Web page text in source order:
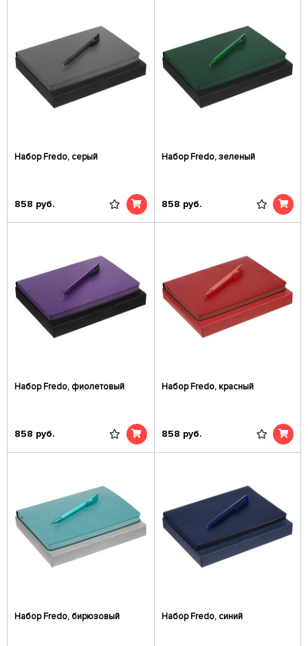
Набор Fredo, серый
858 руб.
Набор Fredo, зеленый
858 руб.
Набор Fredo, фиолетовый
858 руб.
Набор Fredo, красный
858 руб.
Набор Fredo, бирюзовый Набор Fredo, синий